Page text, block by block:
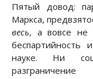
Пятый довод:
Маркса,
весь, а вовсе не
науке. Ни